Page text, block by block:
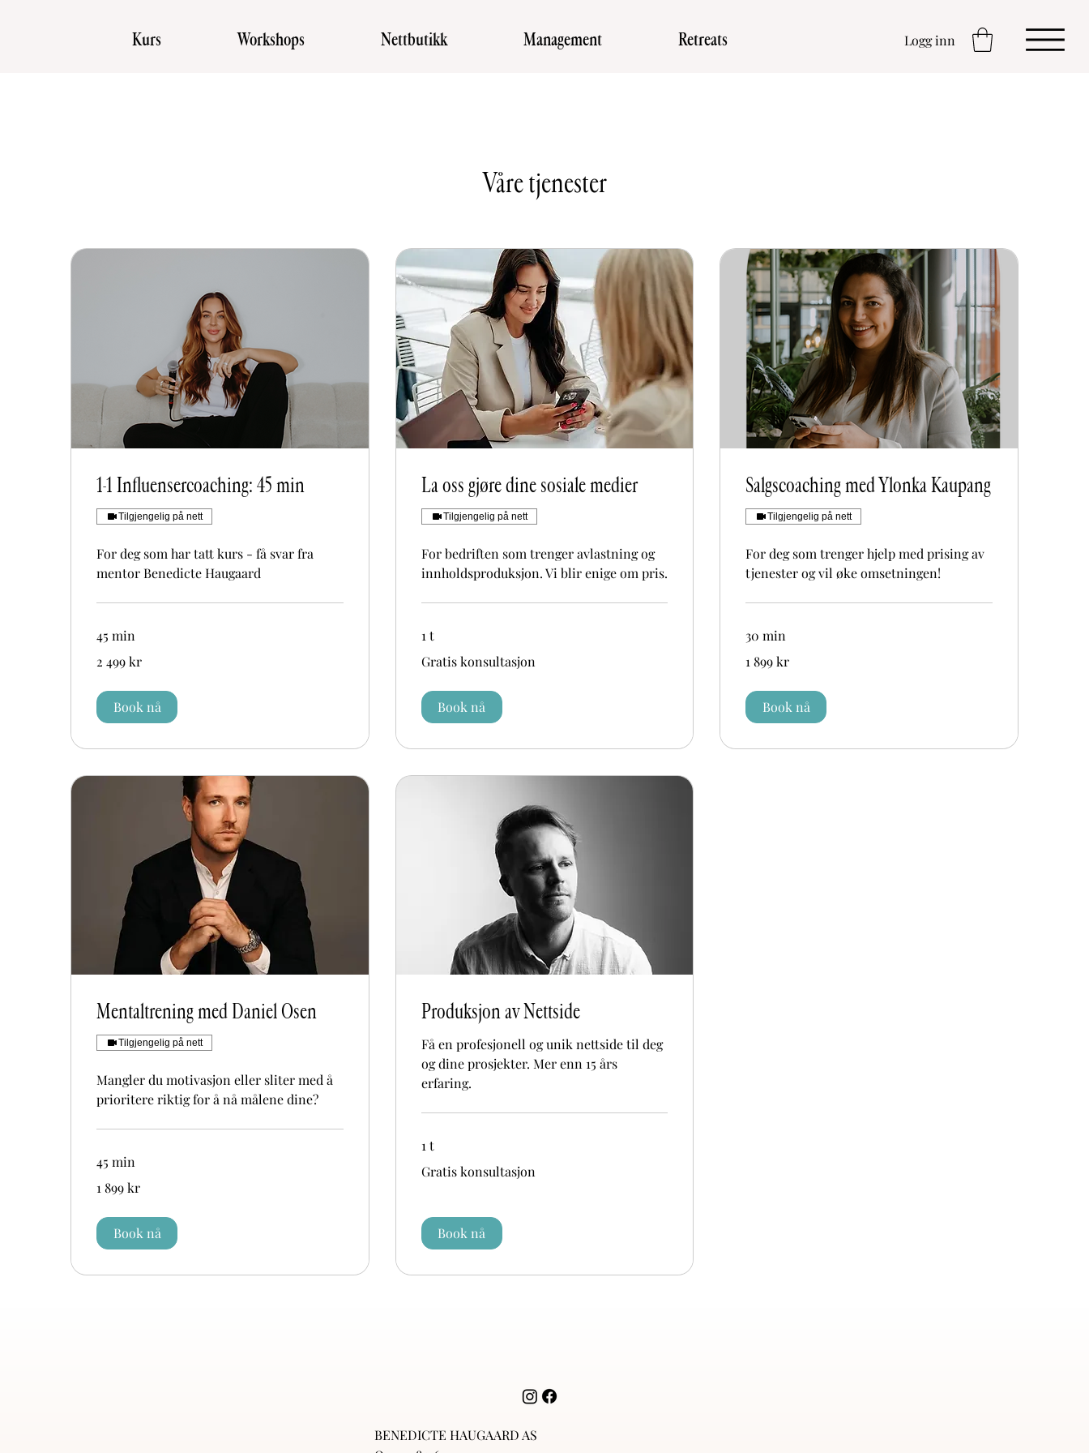
Kurs Workshops Nettbutikk Management Retreats Logg inn
Våre tjenester
1-1 Influensercoaching: 45 min
Tilgjengelig på nett
For deg som har tatt kurs - få svar fra
mentor Benedicte Haugaard
45 min
norske
kroner
2 499 kr
Book nå
La oss gjøre dine sosiale medier
Tilgjengelig på nett
For bedriften som trenger avlastning og
innholdsproduksjon. Vi blir enige om pris.
1 t
konsultasjon
Gratis konsultasjon
Book nå
Salgscoaching med Ylonka Kaupang
Tilgjengelig på nett
For deg som trenger hjelp med prising av
tjenester og vil øke omsetningen!
30 min
norske
kroner
1 899 kr
Book nå
Mentaltrening med Daniel Osen
Tilgjengelig på nett
Mangler du motivasjon eller sliter med å
prioritere riktig for å nå målene dine?
45 min
norske
kroner
1 899 kr
Book nå
Produksjon av Nettside
Få en profesjonell og unik nettside til deg
og dine prosjekter. Mer enn 15 års
erfaring.
1 t
konsultasjon
Gratis konsultasjon
Book nå
BENEDICTE HAUGAARD AS